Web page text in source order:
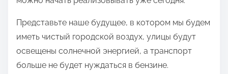
Представьте наше будущее, в котором мы будем
иметь чистый городской воздух, улицы будут
освещены солнечной энергией, а транспорт
больше не будет нуждаться в бензине.